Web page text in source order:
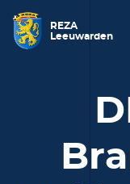
REZA
Leeuwarden